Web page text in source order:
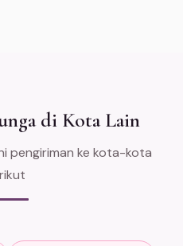
di Kota Lain
pengiriman ke kota-kota